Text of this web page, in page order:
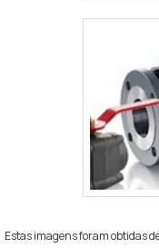
Estas imagens foram obtidas